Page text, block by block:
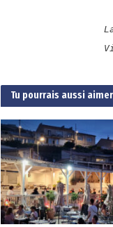
Tu pourrais aussi aimer